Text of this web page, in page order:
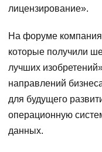
лицензирование».
На форуме
которые получили
лучших
направлений
для будущего
операционную
данных.